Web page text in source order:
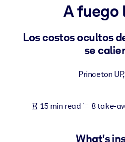
For LMS/LXP
Bring bite-sized, verified
For Corporate Libraries
knowledge.
A fuego
Los costos ocultos
se
Princeton UP
15 min read 8 take-
What's